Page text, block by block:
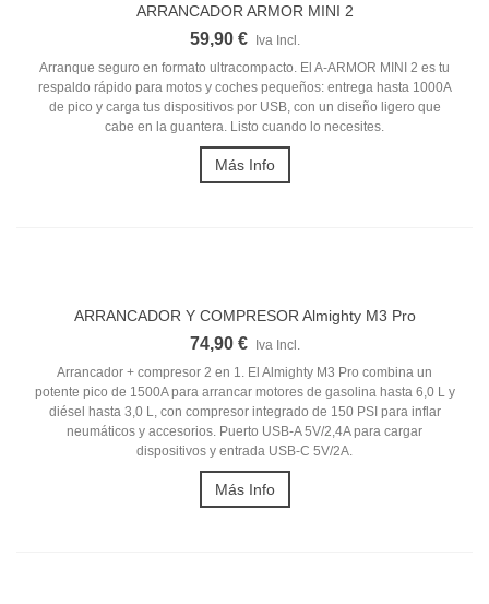
ARRANCADOR ARMOR MINI 2
59,90 €
Iva Incl.
Arranque seguro en formato ultracompacto. El A-ARMOR MINI 2 es tu
respaldo rápido para motos y coches pequeños: entrega hasta 1000A
de pico y carga tus dispositivos por USB, con un diseño ligero que
cabe en la guantera. Listo cuando lo necesites.
Más Info
ARRANCADOR Y COMPRESOR Almighty M3 Pro
74,90 €
Iva Incl.
Arrancador + compresor 2 en 1. El Almighty M3 Pro combina un
potente pico de 1500A para arrancar motores de gasolina hasta 6,0 L y
diésel hasta 3,0 L, con compresor integrado de 150 PSI para inflar
neumáticos y accesorios. Puerto USB-A 5V/2,4A para cargar
dispositivos y entrada USB-C 5V/2A.
Más Info